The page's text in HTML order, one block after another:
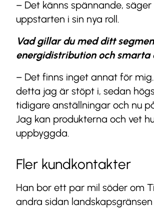
– Det känns spännande,
uppstarten i sin nya roll.
Vad gillar du med ditt
energidistribution och smarta
– Det finns inget annat för
detta jag är stöpt i, sedan
tidigare anställningar och nu
Jag kan produkterna och vet
uppbyggda.
Fler kundkontakter
Han bor ett par mil söder om
andra sidan